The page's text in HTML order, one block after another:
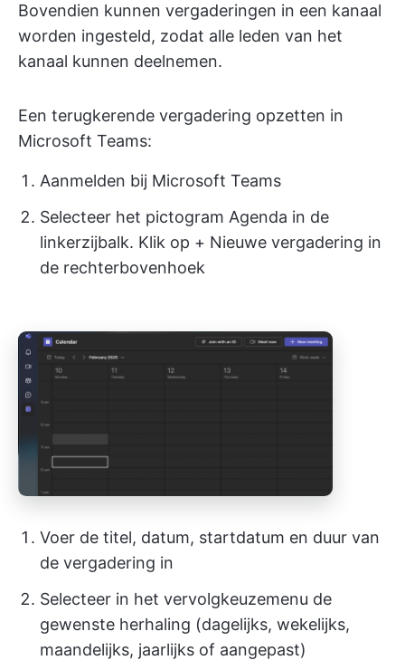
Bovendien kunnen vergaderingen in een kanaal
worden ingesteld, zodat alle leden van het
kanaal kunnen deelnemen.
Een terugkerende vergadering opzetten in
Microsoft Teams:
Aanmelden bij Microsoft Teams
Selecteer het pictogram Agenda in de
linkerzijbalk. Klik op + Nieuwe vergadering in
de rechterbovenhoek
Voer de titel, datum, startdatum en duur van
de vergadering in
Selecteer in het vervolgkeuzemenu de
gewenste herhaling (dagelijks, wekelijks,
maandelijks, jaarlijks of aangepast)